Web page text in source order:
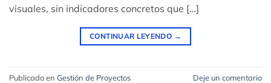
visuales, sin indicadores concretos que […]
CONTINUAR LEYENDO →
Publicado en Gestión de Proyectos Deje un comentario